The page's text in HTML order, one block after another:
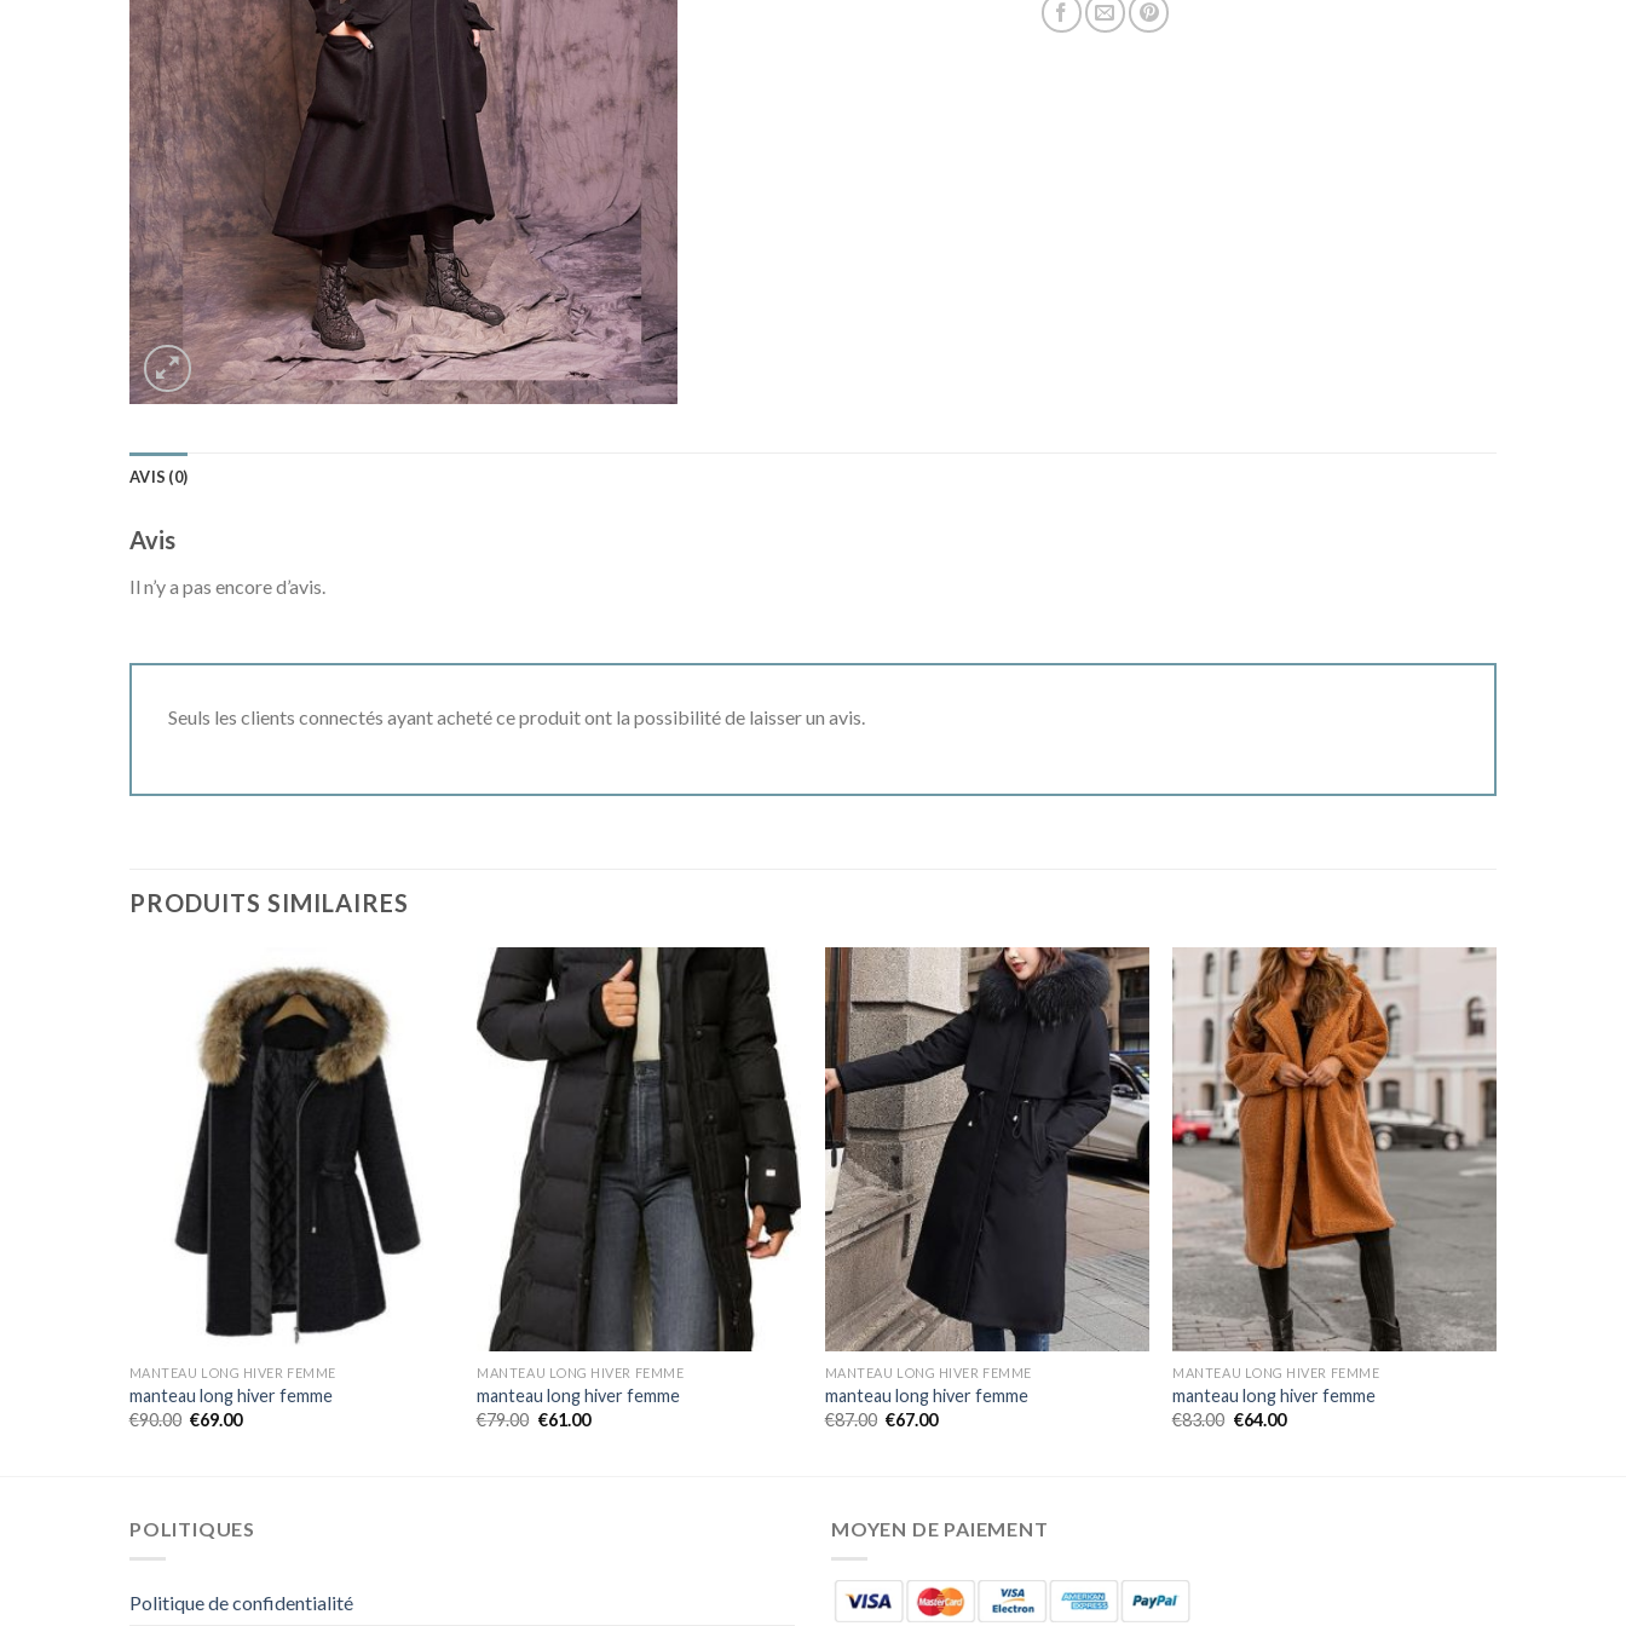
AVIS (0)
Avis
Il n’y a pas encore d’avis.
Seuls les clients connectés ayant acheté ce produit ont la possibilité de laisser un avis.
PRODUITS SIMILAIRES
MANTEAU LONG HIVER FEMME
manteau long hiver femme
€90.00 €69.00
MANTEAU LONG HIVER FEMME
manteau long hiver femme
€79.00 €61.00
MANTEAU LONG HIVER FEMME
manteau long hiver femme
€87.00 €67.00
MANTEAU LONG HIVER FEMME
manteau long hiver femme
€83.00 €64.00
POLITIQUES
Politique de confidentialité
MOYEN DE PAIEMENT